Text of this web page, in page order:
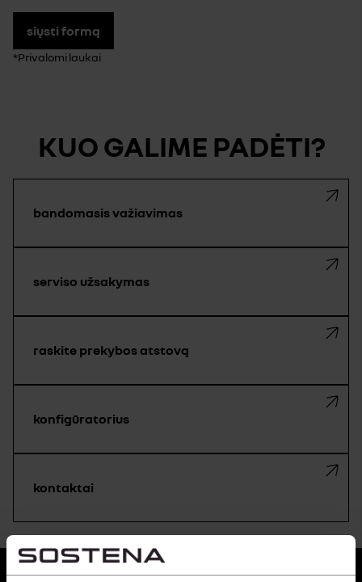
siųsti formą
*Privalomi laukai
KUO GALIME PADĖTI?
bandomasis važiavimas
serviso užsakymas
raskite prekybos atstovą
konfigūratorius
kontaktai
grįžti į viršų